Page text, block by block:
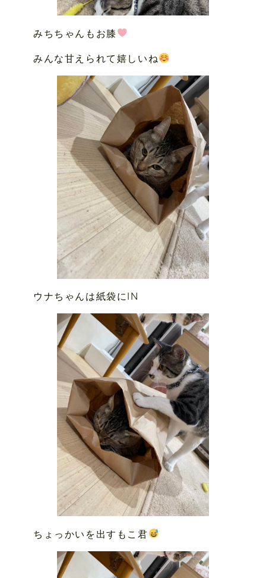
みちちゃんもお膝
みんな甘えられて嬉しいね
ウナちゃんは紙袋にIN
ちょっかいを出すもこ君